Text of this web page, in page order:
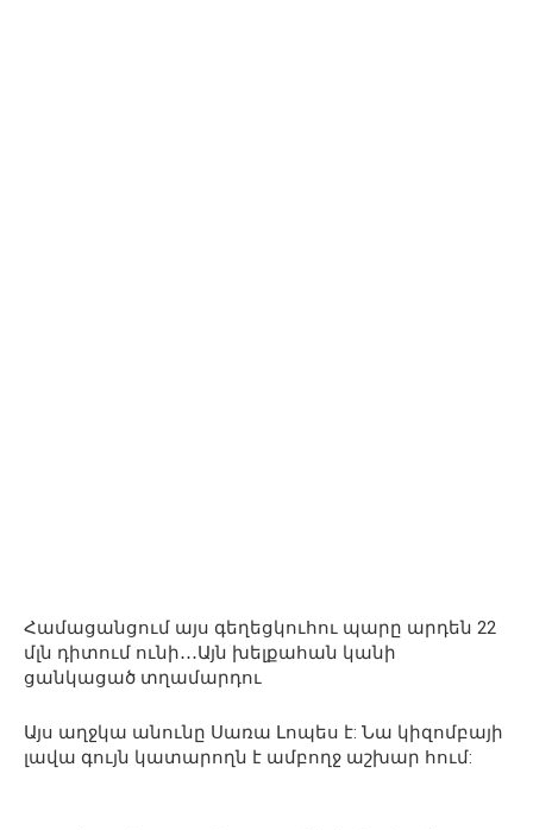
Համացանցում այս գեղեցկուհու պարը արդեն 22
մլն դիտում ունի․․․Այն խելքահան կանի
ցանկացած տղամարդու
Այս աղջկա անունը Սառա Լոպես է: Նա կիզոմբայի
լավա գույն կատարողն է ամբողջ աշխար հում: